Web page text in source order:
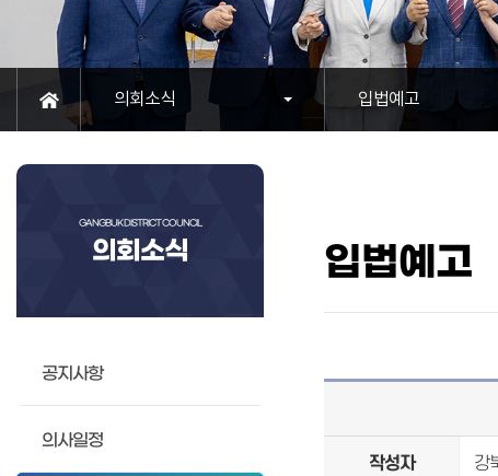
의회소식 입법예고
GANGBUK DISTRICT COUNCIL
의회소식
공지사항
의사일정
입법예고
작성자 강